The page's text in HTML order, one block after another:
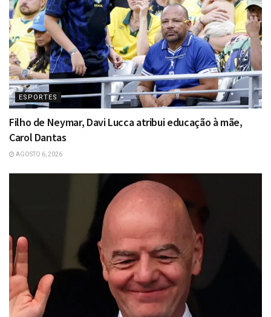
ESPORTES
Filho de Neymar, Davi Lucca atribui educação à mãe,
Carol Dantas
AGOSTO 6, 2026